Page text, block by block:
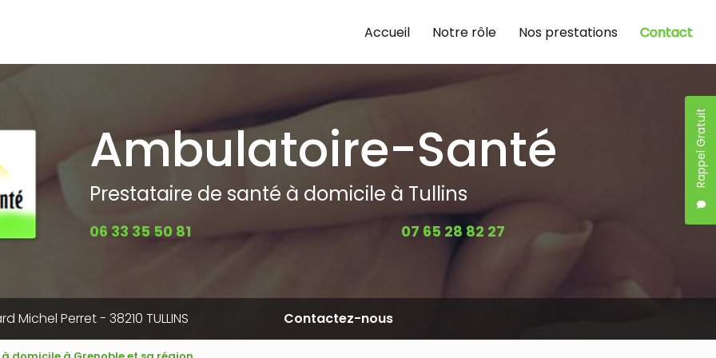
Rappel Gratuit
Accueil
Notre rôle Nos prestations Contact
Ambulatoire-Santé
Prestataire de santé à domicile à Tullins
06 33 35 50 81 07 65 28 82 27
Michel Perret - 38210 TULLINS Contactez-nous